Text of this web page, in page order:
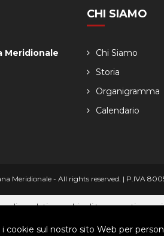
cookie sul nostro sito Web per
Meridionale
CHI SIAMO
Chi Siamo
Storia
Organigramma
Calendario
Meridionale - All rights reserved. | P.IVA
dati e cookie di terze parti per
sulla Cookie Policy